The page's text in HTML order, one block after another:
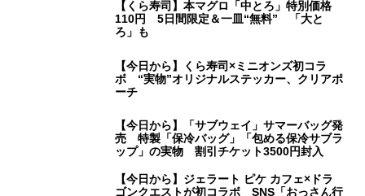
ろ」も
【今日から】くら寿司×ミニオンズ初コラ
ーチ
【今日から】「サブウェイ」サマーバッグ発
ップ」の実物 割引チケット3500円封入
【今日から】ジェラート ピケ カフェ×ドラ
けるのかこれ…」「えぐかわいい」